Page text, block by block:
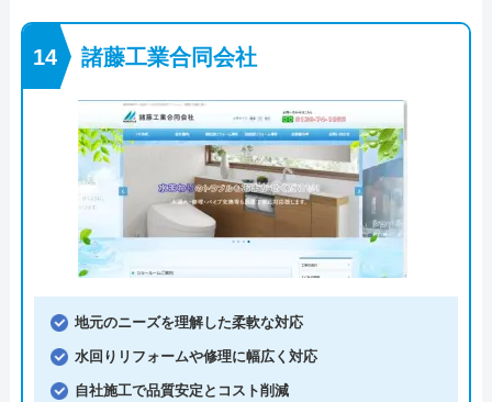
諸藤工業合同会社
地元のニーズを理解した柔軟な対応
水回りリフォームや修理に幅広く対応
自社施工で品質安定とコスト削減